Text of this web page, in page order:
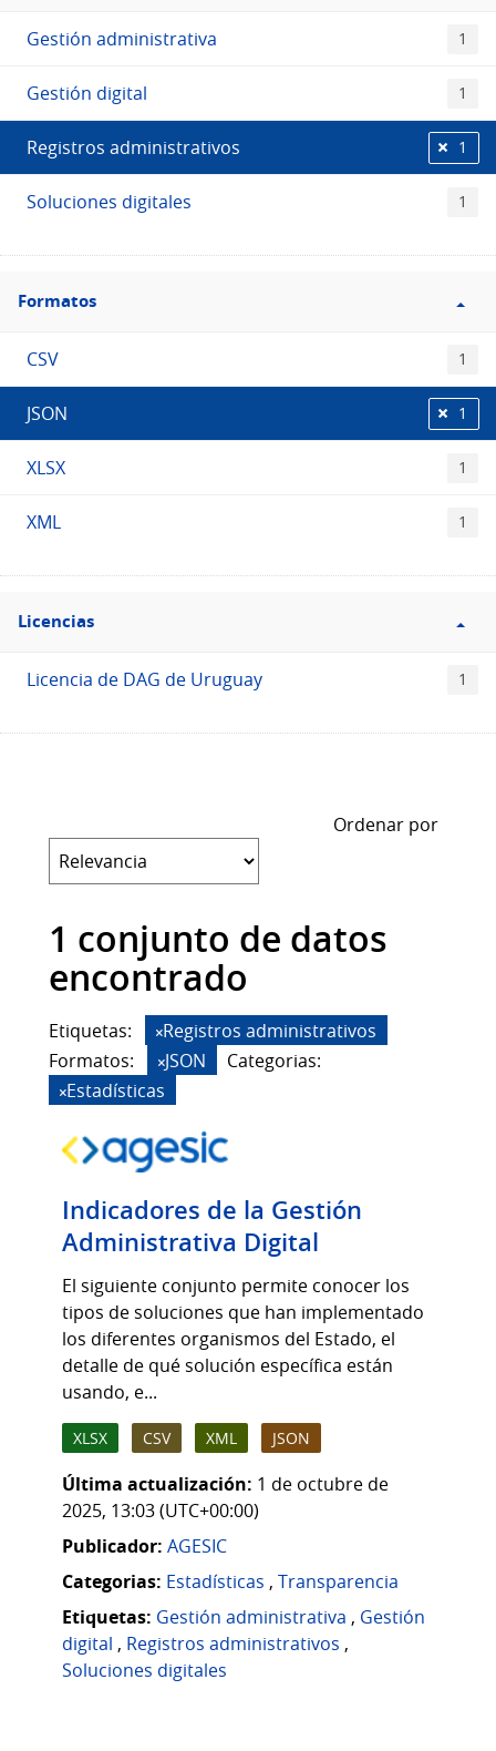
Gestión administrativa 1
Gestión digital 1
Registros administrativos 1
Soluciones digitales 1
Filtro
Formatos
Formatos
CSV 1
JSON 1
XLSX 1
XML 1
Filtro
Licencias
Licencias
Licencia de DAG de Uruguay 1
Ordenar por
1 conjunto de datos
encontrado
Etiquetas:
Registros administrativos
Formatos:
JSON
Categorias:
Estadísticas
Indicadores de la Gestión
Administrativa Digital
El siguiente conjunto permite conocer los
tipos de soluciones que han implementado
los diferentes organismos del Estado, el
detalle de qué solución específica están
usando, e...
XLSX CSV XML JSON
Última actualización: 1 de octubre de
2025, 13:03 (UTC+00:00)
Publicador: AGESIC
Categorias: Estadísticas , Transparencia
Etiquetas: Gestión administrativa , Gestión
digital , Registros administrativos ,
Soluciones digitales